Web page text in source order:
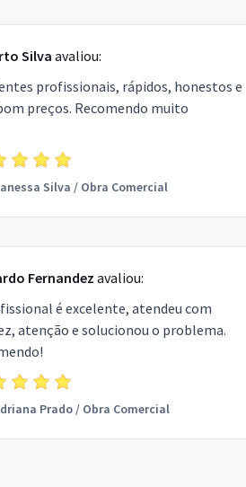
Silva avaliou:
profissionais, rápidos, honestos e
preços. Recomendo muito
Silva / Obra Comercial
Fernandez avaliou:
é excelente, atendeu com
atenção e solucionou o problema.
Prado/ Obra Comercial